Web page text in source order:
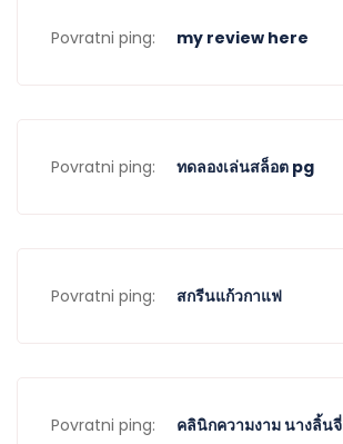
Povratni ping: my review here
Povratni ping: ทดลองเล่นสล็อต pg
Povratni ping: สกรีนแก้วกาแฟ
Povratni ping: คลินิกความงาม นางลิ้นจี่